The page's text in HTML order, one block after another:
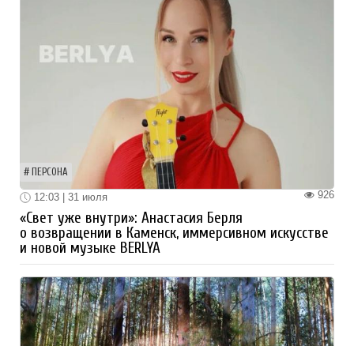
ПЕРСОНА
926
12:03 | 31 июля
«Свет уже внутри»: Анастасия Берля
о возвращении в Каменск, иммерсивном искусстве
и новой музыке BERLYA